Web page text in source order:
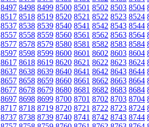
8497 8498 8499 8500 8501 8502 8503 8504
8517 8518 8519 8520 8521 8522 8523 8524
8537 8538 8539 8540 8541 8542 8543 8544
8557 8558 8559 8560 8561 8562 8563 8564
8577 8578 8579 8580 8581 8582 8583 8584
8597 8598 8599 8600 8601 8602 8603 8604
8617 8618 8619 8620 8621 8622 8623 8624
8637 8638 8639 8640 8641 8642 8643 8644
8657 8658 8659 8660 8661 8662 8663 8664
8677 8678 8679 8680 8681 8682 8683 8684
8697 8698 8699 8700 8701 8702 8703 8704
8717 8718 8719 8720 8721 8722 8723 8724
8737 8738 8739 8740 8741 8742 8743 8744